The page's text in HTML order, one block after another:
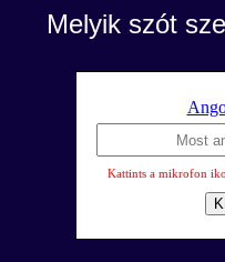
Melyik szót
Kattints a mikrofon